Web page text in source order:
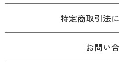
特定商取引法
お問い